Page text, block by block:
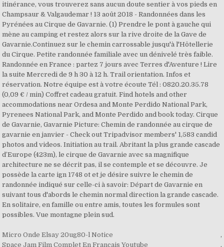
itinérance, vous trouverez sans aucun doute sentier à vos pieds en
Champsaur & Valgaudemar ! 13 août 2018 - Randonnées dans les
Pyrénées au Cirque de Gavarnie. (1) Prendre le pont à gauche qui
mène au camping et restez alors sur la rive droite de la Gave de
Gavarnie.Continuez sur le chemin carrossable jusqu'à l'Hôtellerie
du Cirque. Petite randonnée familiale avec un dénivelé très faible.
Randonnée en France : partez 7 jours avec Terres d'Aventure ! Lire
la suite Mercredi de 9 h 30 à 12 h. Trail orientation. Infos et
réservation. Notre équipe est à votre écoute Tél : 0820.20.35.78
(0,09 € / min) Coffret cadeau gratuit. Find hotels and other
accommodations near Ordesa and Monte Perdido National Park,
Pyrenees National Park, and Monte Perdido and book today. Cirque
de Gavarnie, Gavarnie Picture: Chemin de randonnée au cirque de
gavarnie en janvier - Check out Tripadvisor members' 1,583 candid
photos and videos. Initiation au trail. Abritant la plus grande cascade
d’Europe (423m), le cirque de Gavarnie avec sa magnifique
architecture ne se décrit pas, il se contemple et se découvre. Je
possède la carte ign 1748 ot et je désire suivre le chemin de
randonnée indiqué sur celle-ci à savoir: Départ de Gavarnie en
suivant tous d'abords le chemin normal direction la grande cascade.
En solitaire, en famille ou entre amis, toutes les formules sont
possibles. Vue montagne plein sud.
Micro Onde Elsay 20ug80-l Notice
,
Space Jam Film Complet En Francais Youtube
,